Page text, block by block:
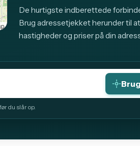
De hurtigste indberettede
Brug adressetjekket herunder til
hastigheder og priser på din
du slår op.